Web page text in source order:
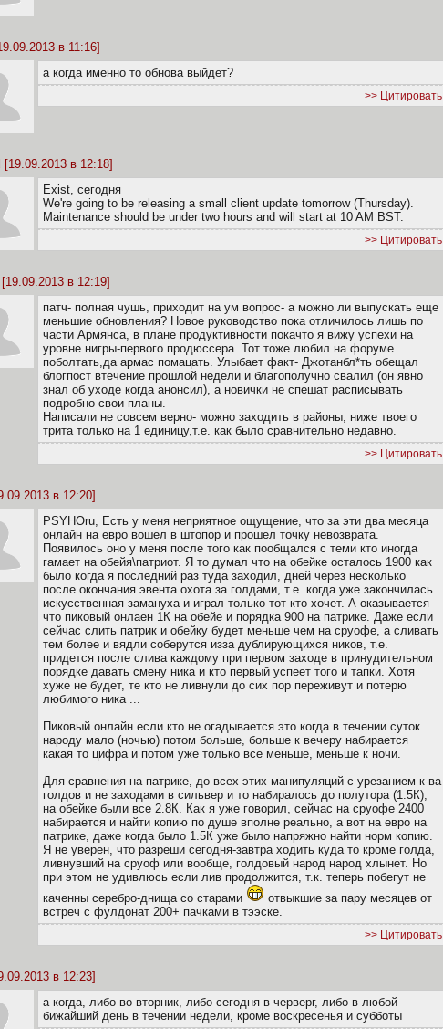
в 11:16]
а когда именно то обнова выйдет?
>> Цитировать
[19.09.2013 в 12:18]
Exist, сегодня
We're going to be releasing a small client update tomorrow (Thursday).
Maintenance should be under two hours and will start at 10 AM BST.
>> Цитировать
[19.09.2013 в 12:19]
патч- полная чушь, приходит на ум вопрос- а можно ли выпускать еще
меньшие обновления? Новое руководство пока отличилось лишь по
части Армянса, в плане продуктивности покачто я вижу успехи на
уровне нигры-первого продюссера. Тот тоже любил на форуме
поболтать,да армас помацать. Улыбает факт- Джотанбл*ть обещал
блогпост втечение прошлой недели и благополучно свалил (он явно
знал об уходе когда анонсил), а новички не спешат расписывать
подробно свои планы.
Написали не совсем верно- можно заходить в районы, ниже твоего
трита только на 1 единицу,т.е. как было сравнительно недавно.
>> Цитировать
в 12:20]
PSYHOru, Есть у меня неприятное ощущение, что за эти два месяца
онлайн на евро вошел в штопор и прошел точку невозврата.
Появилось оно у меня после того как пообщался с теми кто иногда
гамает на обейя\патриот. Я то думал что на обейке осталось 1900 как
было когда я последний раз туда заходил, дней через несколько
после окончания эвента охота за голдами, т.е. когда уже закончилась
искусственная замануха и играл только тот кто хочет. А оказывается
что пиковый онлаен 1К на обейе и порядка 900 на патрике. Даже если
сейчас слить патрик и обейку будет меньше чем на сруофе, а сливать
тем более и вядли соберутся изза дублирующихся ников, т.е.
придется после слива каждому при первом заходе в принудительном
порядке давать смену ника и кто первый успеет того и тапки. Хотя
хуже не будет, те кто не ливнули до сих пор переживут и потерю
любимого ника ...
Пиковый онлайн если кто не огадывается это когда в течении суток
народу мало (ночью) потом больше, больше к вечеру набирается
какая то цифра и потом уже только все меньше, меньше к ночи.
Для сравнения на патрике, до всех этих манипуляций с урезанием к-ва
голдов и не заходами в сильвер и то набиралось до полутора (1.5К),
на обейке были все 2.8К. Как я уже говорил, сейчас на сруофе 2400
набирается и найти копию по душе вполне реально, а вот на евро на
патрике, даже когда было 1.5К уже было напряжно найти норм копию.
Я не уверен, что разреши сегодня-завтра ходить куда то кроме голда,
ливнувший на сруоф или вообще, голдовый народ народ хлынет. Но
при этом не удивлюсь если лив продолжится, т.к. теперь побегут не
каченны серебро-днища со старами
отвыкшие за пару месяцев от
встреч с фулдонат 200+ пачками в тээске.
>> Цитировать
в 12:23]
а когда, либо во вторник, либо сегодня в черверг, либо в любой
бижайший день в течении недели, кроме воскресенья и субботы